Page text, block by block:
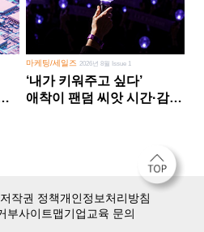
마케팅/세일즈 2026년 8월 Issue 1
‘내가 키워주고 싶다’
애착이 팬덤 씨앗 시간·감정
저작권 정책개인정보처리방침
부사이트맵기업교육 문의